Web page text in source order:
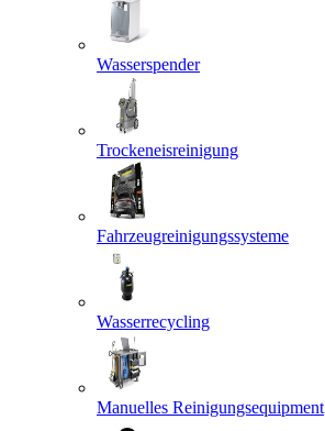
Wasserspender
Trockeneisreinigung
Fahrzeugreinigungssysteme
Wasserrecycling
Manuelles Reinigungsequipment